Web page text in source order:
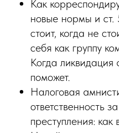
Как
новые нормы и
стоит, когда не
себя как группу
Когда
поможет.
Налоговая
ответственность
преступления: как